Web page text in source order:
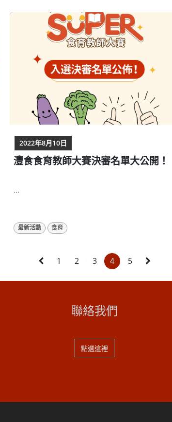
https://reurl.cc/NReqnk ）。 ▲灃食最新《灃
食‧客》季刊，以下一代為主題，引領讀者選
擇在地飲食，培養永續飲食習慣。 灃食教育基
金會致力推廣飲食文化...
灃食食育教師大賽決審名單大公開！
...
最新活動 食育
2022年8月10日
1 2 3 4 5
聯絡我們
點選這裡